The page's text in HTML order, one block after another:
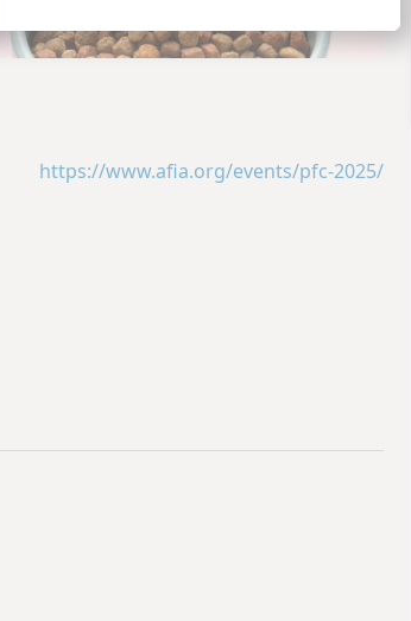
https://www.afia.org/events/pfc-2025/